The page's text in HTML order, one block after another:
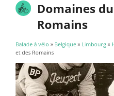
Domaines
Romains
Balade à vélo » Belgique » Limbourg »
et des Romains